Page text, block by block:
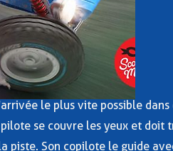
le plus vite possible dans
se couvre les yeux et doit
piste. Son copilote le guide